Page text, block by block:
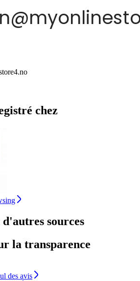
chez
sources
la transparence
des avis